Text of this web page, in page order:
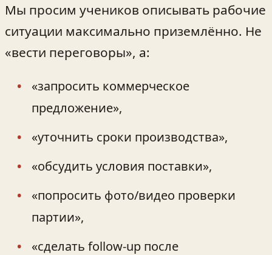
Мы просим учеников описывать рабочие
ситуации максимально приземлённо. Не
«вести переговоры», а:
«запросить коммерческое
предложение»,
«уточнить сроки производства»,
«обсудить условия поставки»,
«попросить фото/видео проверки
партии»,
«сделать follow‑up после